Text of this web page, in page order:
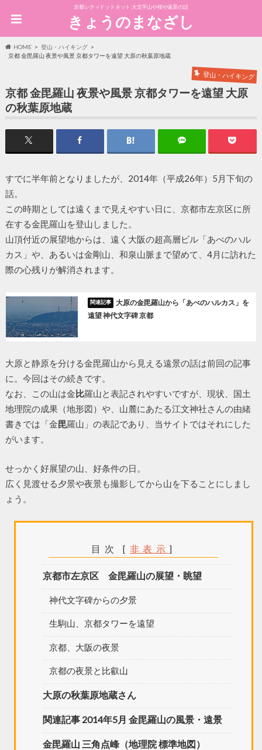
京都シティドットネット 大文字山や桜や遠景の話
きょうのまなざし
HOME
登山・ハイキング
京都 金毘羅山 夜景や風景 京都タワーを遠望 大原の秋葉原地蔵
登山・ハイキング
京都 金毘羅山 夜景や風景 京都タワーを遠望 大原
の秋葉原地蔵
すでに半年前となりましたが、2014年（平成26年）5月下旬の
話。
この時期としては遠くまで見えやすい日に、京都市左京区に所
在する金毘羅山を登山しました。
山頂付近の展望地からは、遠く大阪の超高層ビル「あべのハル
カス」や、あるいは金剛山、和泉山脈まで望めて、4月に訪れた
際の心残りが解消されます。
大原の金毘羅山から「あべのハルカス」を
遠望 神代文字碑 京都
大原と静原を分ける金毘羅山から見える遠景の話は前回の記事
に。今回はその続きです。
なお、この山は金比羅山と表記されやすいですが、現状、国土
地理院の成果（地形図）や、山麓にあたる江文神社さんの由緒
書きでは「金毘羅山」の表記であり、当サイトではそれにした
がいます。
せっかく好展望の山、好条件の日。
広く見渡せる夕景や夜景も撮影してから山を下ることにしまし
ょう。
目次 [ 非表示 ]
京都市左京区 金毘羅山の展望・眺望
神代文字碑からの夕景
生駒山、京都タワーを遠望
京都、大阪の夜景
京都の夜景と比叡山
大原の秋葉原地蔵さん
関連記事 2014年5月 金毘羅山の風景・遠景
金毘羅山 三角点峰（地理院 標準地図）